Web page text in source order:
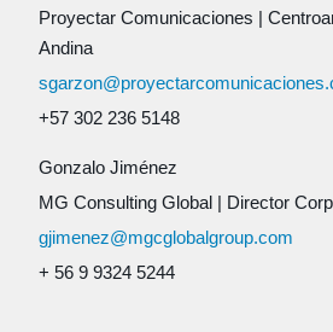
Proyectar Comunicaciones |
Andina
+57 302 236 5148
Gonzalo Jiménez
MG Consulting Global | Director
gjimenez@mgcglobalgroup.com
+ 56 9 9324 5244